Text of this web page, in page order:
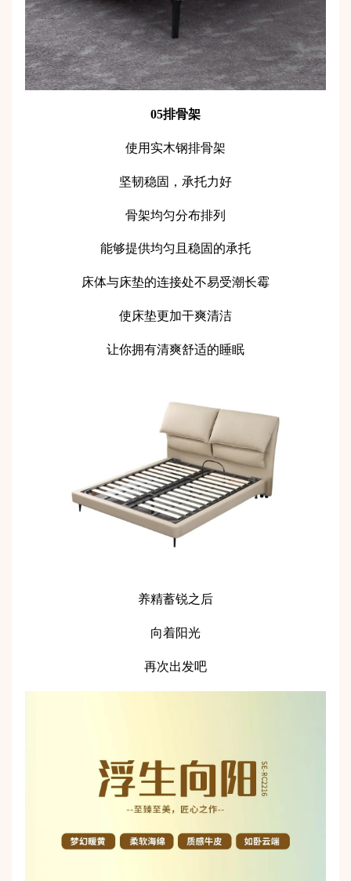
05排骨架
使用实木钢排骨架
坚韧稳固，承托力好
骨架均匀分布排列
能够提供均匀且稳固的承托
床体与床垫的连接处不易受潮长霉
使床垫更加干爽清洁
让你拥有清爽舒适的睡眠
养精蓄锐之后
向着阳光
再次出发吧